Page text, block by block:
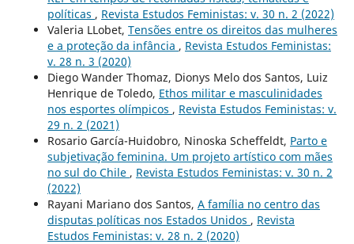
políticas , Revista Estudos Feministas: v. 30 n. 2 (2022)
Valeria LLobet, Tensões entre os direitos das mulheres
e a proteção da infância , Revista Estudos Feministas:
v. 28 n. 3 (2020)
Diego Wander Thomaz, Dionys Melo dos Santos, Luiz
Henrique de Toledo, Ethos militar e masculinidades
nos esportes olímpicos , Revista Estudos Feministas: v.
29 n. 2 (2021)
Rosario García-Huidobro, Ninoska Scheffeldt, Parto e
subjetivação feminina. Um projeto artístico com mães
no sul do Chile , Revista Estudos Feministas: v. 30 n. 2
(2022)
Rayani Mariano dos Santos, A família no centro das
disputas políticas nos Estados Unidos , Revista
Estudos Feministas: v. 28 n. 2 (2020)